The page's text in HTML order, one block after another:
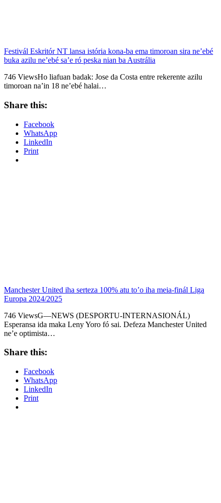
Festivál Eskritór NT lansa istória kona-ba ema timoroan sira ne’ebé
buka azilu ne’ebé sa’e ró peska nian ba Austrália
746 ViewsHo liafuan badak: Jose da Costa entre rekerente azilu
timoroan na’in 18 ne’ebé halai…
Share this:
Facebook
WhatsApp
LinkedIn
Print
Manchester United iha serteza 100% atu to’o iha meia-finál Liga
Europa 2024/2025
746 ViewsG—NEWS (DESPORTU-INTERNASIONÁL)
Esperansa ida maka Leny Yoro fó sai. Defeza Manchester United
ne’e optimista…
Share this:
Facebook
WhatsApp
LinkedIn
Print